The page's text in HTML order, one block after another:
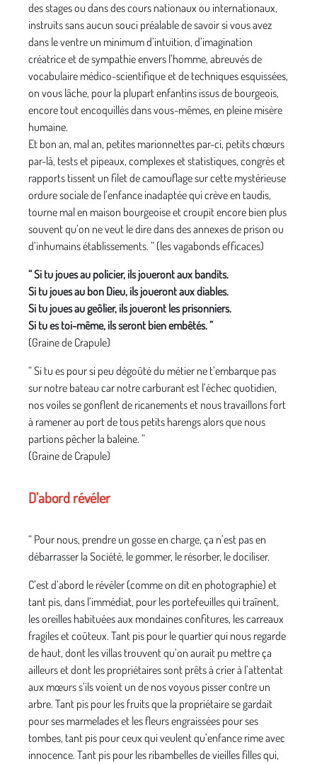
des stages ou dans des cours nationaux ou internationaux,
instruits sans aucun souci préalable de savoir si vous avez
dans le ventre un minimum d’intuition, d’imagination
créatrice et de sympathie envers l’homme, abreuvés de
vocabulaire médico-scientifique et de techniques esquissées,
on vous lâche, pour la plupart enfantins issus de bourgeois,
encore tout encoquillés dans vous-mêmes, en pleine misère
humaine.
Et bon an, mal an, petites marionnettes par-ci, petits chœurs
par-là, tests et pipeaux, complexes et statistiques, congrès et
rapports tissent un filet de camouflage sur cette mystérieuse
ordure sociale de l’enfance inadaptée qui crève en taudis,
tourne mal en maison bourgeoise et croupit encore bien plus
souvent qu’on ne veut le dire dans des annexes de prison ou
d’inhumains établissements. ” (les vagabonds efficaces)
“ Si tu joues au policier, ils joueront aux bandits.
Si tu joues au bon Dieu, ils joueront aux diables.
Si tu joues au geôlier, ils joueront les prisonniers.
Si tu es toi-même, ils seront bien embêtés. ”
(Graine de Crapule)
“ Si tu es pour si peu dégoûté du métier ne t’embarque pas
sur notre bateau car notre carburant est l’échec quotidien,
nos voiles se gonflent de ricanements et nous travaillons fort
à ramener au port de tous petits harengs alors que nous
partions pêcher la baleine. ”
(Graine de Crapule)
D’abord révéler
“ Pour nous, prendre un gosse en charge, ça n’est pas en
débarrasser la Société, le gommer, le résorber, le dociliser.
C’est d’abord le révéler (comme on dit en photographie) et
tant pis, dans l’immédiat, pour les portefeuilles qui traînent,
les oreilles habituées aux mondaines confitures, les carreaux
fragiles et coûteux. Tant pis pour le quartier qui nous regarde
de haut, dont les villas trouvent qu’on aurait pu mettre ça
ailleurs et dont les propriétaires sont prêts à crier à l’attentat
aux mœurs s’ils voient un de nos voyous pisser contre un
arbre. Tant pis pour les fruits que la propriétaire se gardait
pour ses marmelades et les fleurs engraissées pour ses
tombes, tant pis pour ceux qui veulent qu’enfance rime avec
innocence. Tant pis pour les ribambelles de vieilles filles qui,